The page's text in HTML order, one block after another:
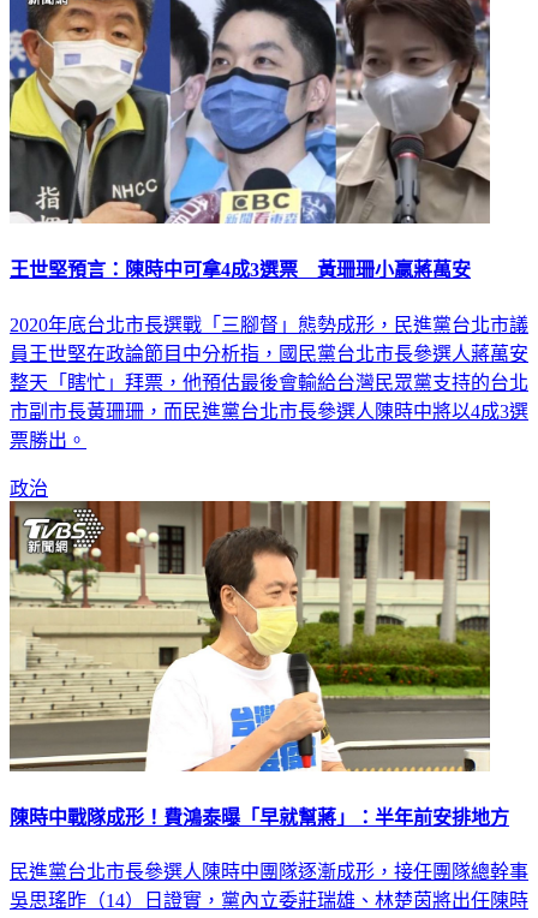
王世堅預言：陳時中可拿4成3選票 黃珊珊小贏蔣萬安
2020年底台北市長選戰「三腳督」態勢成形，民進黨台北市議
員王世堅在政論節目中分析指，國民黨台北市長參選人蔣萬安
整天「瞎忙」拜票，他預估最後會輸給台灣民眾黨支持的台北
市副市長黃珊珊，而民進黨台北市長參選人陳時中將以4成3選
票勝出。
政治
陳時中戰隊成形！費鴻泰曝「早就幫蔣」：半年前安排地方
民進黨台北市長參選人陳時中團隊逐漸成形，接任團隊總幹事
吳思瑤昨（14）日證實，黨內立委莊瑞雄、林楚茵將出任陳時